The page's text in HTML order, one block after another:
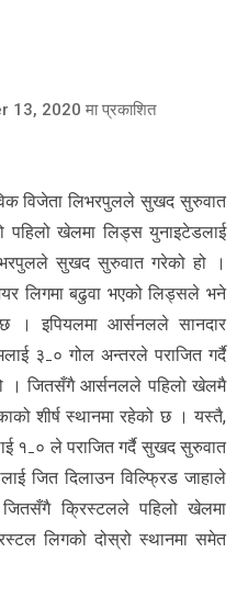
13, 2020 मा प्रकाशित
विजेता लिभरपुलले सुखद सुरुवात
पहिलो खेलमा लिड्स युनाइटेडलाई
सुखद सुरुवात गरेको हो ।
लिगमा बढुवा भएको लिड्सले भने
। इपियलमा आर्सनलले सानदार
३₋० गोल अन्तरले पराजित गर्दै
। जितसँगै आर्सनलले पहिलो खेलमै
शीर्ष स्थानमा रहेको छ । यस्तै,
१₋० ले पराजित गर्दै सुखद सुरुवात
जित दिलाउन विल्फ्रिड जाहाले
जितसँगै क्रिस्टलले पहिलो खेलमा
लिगको दोस्रो स्थानमा समेत